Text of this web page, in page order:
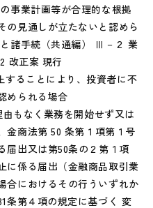
事業計画等が合理的な根拠
の見通しが立たないと認めら
諸手続（共通編） Ⅲ－２ 業
改正案 現行
ることにより、投資者に不
められる場合
もなく業務を開始せず又は
金商法第 50 条第１項第１号
届出又は第50条の２第１項
に係る届出（金融商品取引業
合におけるその行ういずれか
条第４項の規定に基づく 変